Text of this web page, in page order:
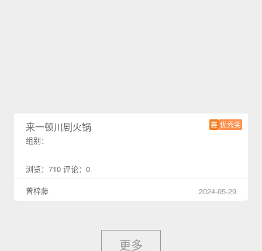
优秀奖
赛
来一顿川剧火锅
组别：
浏览：710 评论：0
曾梓藤
2024-05-29
更多